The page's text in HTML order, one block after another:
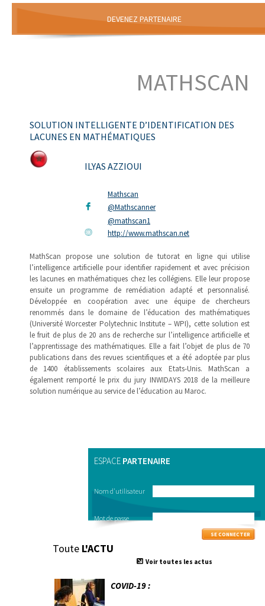
DEVENEZ PARTENAIRE
MATHSCAN
SOLUTION INTELLIGENTE D’IDENTIFICATION DES
LACUNES EN MATHÉMATIQUES
ILYAS AZZIOUI
Mathscan
@Mathscanner
@mathscan1
http://www.mathscan.net
MathScan propose une solution de tutorat en ligne qui utilise
l’intelligence artificielle pour identifier rapidement et avec précision
les lacunes en mathématiques chez les collégiens. Elle leur propose
ensuite un programme de remédiation adapté et personnalisé.
Développée en coopération avec une équipe de chercheurs
renommés dans le domaine de l’éducation des mathématiques
(Université Worcester Polytechnic Institute – WPI), cette solution est
le fruit de plus de 20 ans de recherche sur l’intelligence artificielle et
l’apprentissage des mathématiques. Elle a fait l’objet de plus de 70
publications dans des revues scientifiques et a été adoptée par plus
de 1400 établissements scolaires aux Etats-Unis. MathScan a
également remporté le prix du jury INWIDAYS 2018 de la meilleure
solution numérique au service de l’éducation au Maroc.
ESPACE PARTENAIRE
Nom d'utilisateur
Mot de passe
Toute L'ACTU
Voir toutes les actus
COVID-19 :